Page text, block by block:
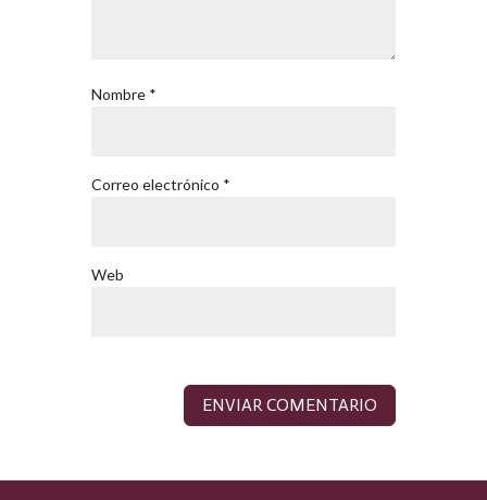
Nombre *
Correo electrónico *
Web